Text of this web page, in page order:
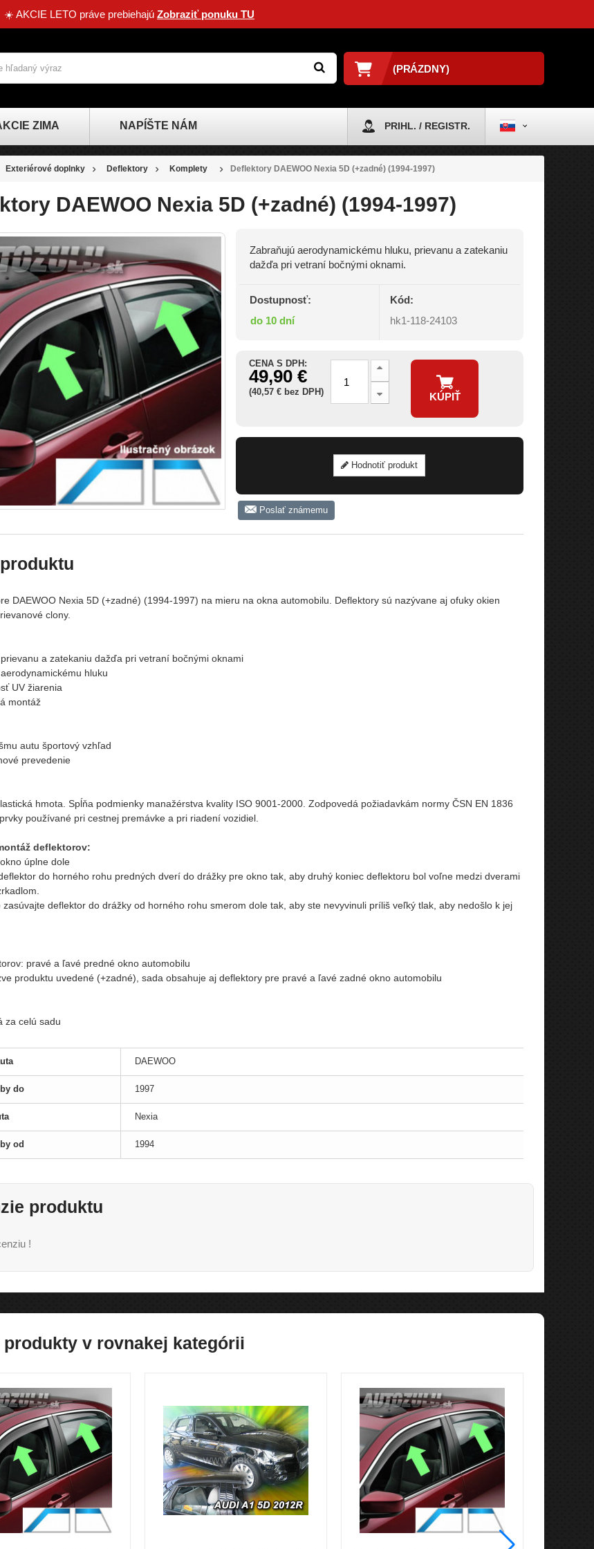
☀️ AKCIE LETO práve prebiehajú Zobraziť ponuku TU
(PRÁZDNY)
ZIMA NAPÍŠTE NÁM PRIHL. / REGISTR.
Exteriérové doplnky Deflektory Komplety Deflektory DAEWOO Nexia 5D (+zadné) (1994-1997)
DAEWOO Nexia 5D (+zadné) (1994-1997)
Zabraňujú aerodynamickému hluku, prievanu a zatekaniu
dažďa pri vetraní bočnými oknami.
Dostupnosť:
do 10 dní
Kód:
hk1-118-24103
CENA S DPH:
49,90 €
(40,57 € bez DPH) KÚPIŤ
Hodnotiť produkt
Poslať známemu
DAEWOO Nexia 5D (+zadné) (1994-1997) na mieru na okna automobilu. Deflektory sú nazývane aj ofuky okien
clony.
a zatekaniu dažďa pri vetraní bočnými oknami
hluku
UV žiarenia
montáž
autu športový vzhľad
prevedenie
hmota. Spĺňa podmienky manažérstva kvality ISO 9001-2000. Zodpovedá požiadavkám normy ČSN EN 1836
používané pri cestnej premávke a pri riadení vozidiel.
deflektorov:
úplne dole
do horného rohu predných dverí do drážky pre okno tak, aby druhý koniec deflektoru bol voľne medzi dverami
zasúvajte deflektor do drážky od horného rohu smerom dole tak, aby ste nevyvinuli príliš veľký tlak, aby nedošlo k jej
pravé a ľavé predné okno automobilu
produktu uvedené (+zadné), sada obsahuje aj deflektory pre pravé a ľavé zadné okno automobilu
za celú sadu
DAEWOO
do 1997
Nexia
od 1994
produktu
!
produkty v rovnakej kategórii